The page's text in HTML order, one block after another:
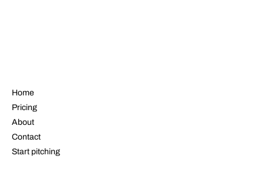
Home
Pricing
About
Contact
Start pitching